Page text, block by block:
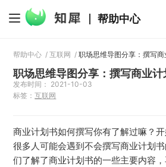
帮助中心
帮助中心 /互联网 /职场思维导图分享：撰写
职场思维导图分享：撰写商业计
发布时间： 2021-10-03
标签：互联网
商业计划书如何撰写你有了解过嘛？
很多人可能会遇到不会撰写商业计划
们了解了商业计划书的一些主要内容